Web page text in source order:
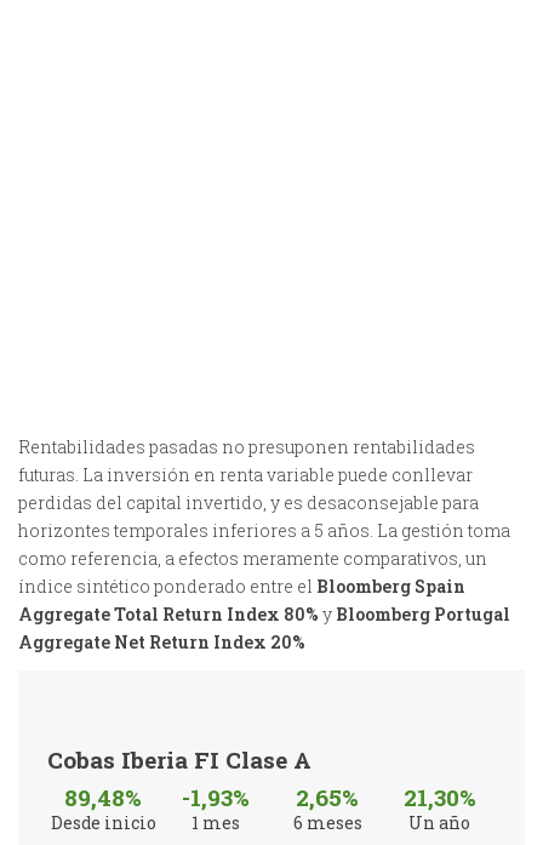
Rentabilidades pasadas no presuponen rentabilidades
futuras. La inversión en renta variable puede conllevar
perdidas del capital invertido, y es desaconsejable para
horizontes temporales inferiores a 5 años. La gestión toma
como referencia, a efectos meramente comparativos, un
índice sintético ponderado entre el Bloomberg Spain
Aggregate Total Return Index 80% y Bloomberg Portugal
Aggregate Net Return Index 20%
Cobas Iberia FI Clase A
89,48%
Desde inicio
-1,93%
1 mes
2,65%
6 meses
21,30%
Un año